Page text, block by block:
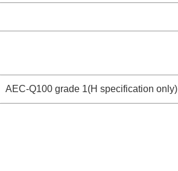
AEC-Q100 grade 1(H specification only)